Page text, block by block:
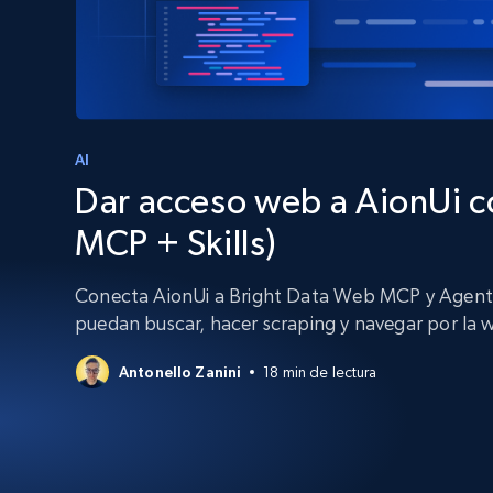
desbloqueo y alojamiento
Proxies residenciales 50% OFF
400M+ IPs globales de dispositivos
pares reales
Proxies de datacenter
Proxies fiables y de alta velocidad
una extracción de datos eficaz
INFRAESTRUCTURA PROXY
Proxies
AI
Dar acceso web a AionUi
MCP + Skills)
Conecta AionUi a Bright Data Web MCP y
puedan buscar, hacer scraping y navegar por la
Antonello Zanini 18 min de lectura